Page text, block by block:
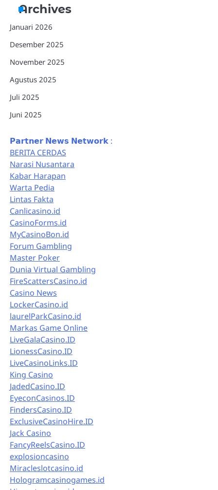
Archives
Januari 2026
Desember 2025
November 2025
Agustus 2025
Juli 2025
Juni 2025
𝗣𝗮𝗿𝘁𝗻𝗲𝗿 𝗡𝗲𝘄𝘀 𝗡𝗲𝘁𝘄𝗼𝗿𝗸 :
BERITA CERDAS
Narasi Nusantara
Kabar Harapan
Warta Pedia
Lintas Fakta
Canlicasino.id
CasinoForms.id
MyCasinoBon.id
Forum Gambling
Master Poker
Dunia Virtual Gambling
FireScattersCasino.id
Casino News
LockerCasino.id
laurelParkCasino.id
Markas Game Online
LiveGalaCasino.ID
LionessCasino.ID
LiveCasinoLinks.ID
King Casino
JadedCasino.ID
EyeconCasinos.ID
FindersCasino.ID
ExclusiveCasinoHire.ID
Jack Casino
FancyReelsCasino.ID
explosioncasino
Miracleslotcasino.id
Hologramcasinogames.id